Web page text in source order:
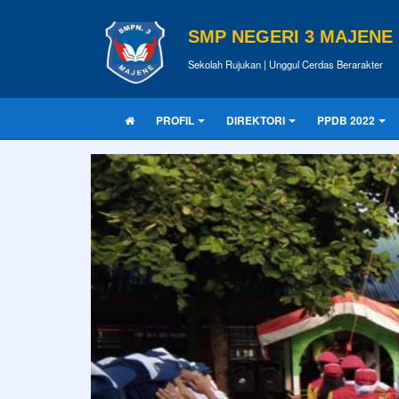
SMP NEGERI 3 MAJENE
Sekolah Rujukan | Unggul Cerdas Berarakter
PROFIL DIREKTORI PPDB 2022